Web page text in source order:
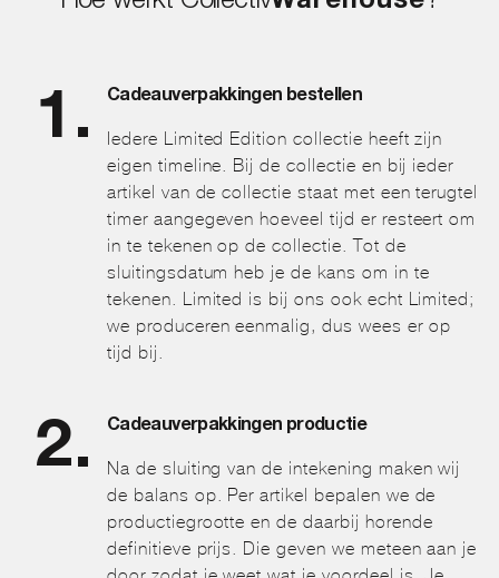
Cadeauverpakkingen bestellen
Iedere Limited Edition collectie heeft zijn
eigen timeline. Bij de collectie en bij ieder
artikel van de collectie staat met een terugtel
timer aangegeven hoeveel tijd er resteert om
in te tekenen op de collectie. Tot de
sluitingsdatum heb je de kans om in te
tekenen. Limited is bij ons ook echt Limited;
we produceren eenmalig, dus wees er op
tijd bij.
Cadeauverpakkingen productie
Na de sluiting van de intekening maken wij
de balans op. Per artikel bepalen we de
productiegrootte en de daarbij horende
definitieve prijs. Die geven we meteen aan je